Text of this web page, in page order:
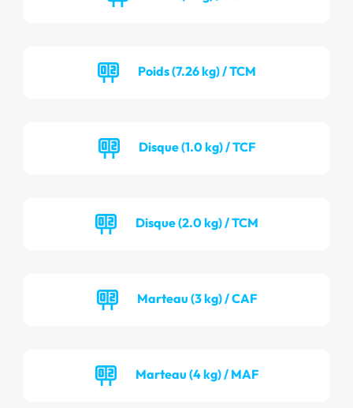
Poids (7.26 kg) / TCM
Disque (1.0 kg) / TCF
Disque (2.0 kg) / TCM
Marteau (3 kg) / CAF
Marteau (4 kg) / MAF